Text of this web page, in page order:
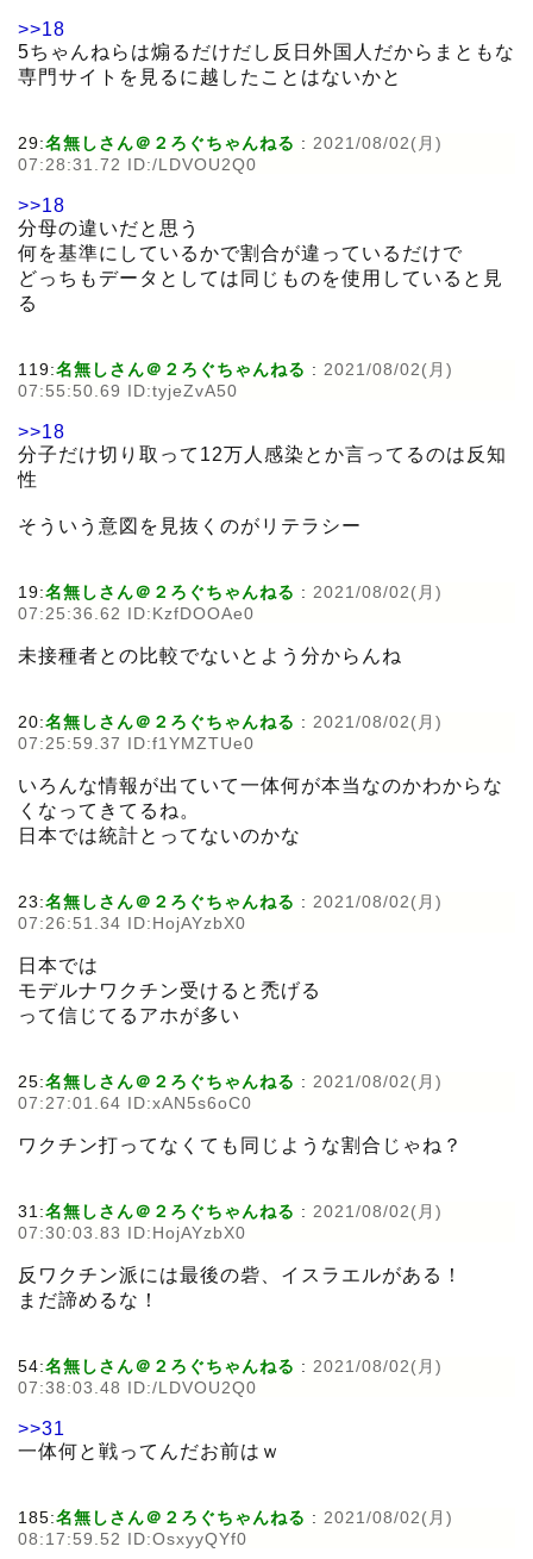
>>18
5ちゃんねらは煽るだけだし反日外国人だからまともな
専門サイトを見るに越したことはないかと
29:名無しさん＠２ろぐちゃんねる : 2021/08/02(月)
07:28:31.72 ID:/LDVOU2Q0
>>18
分母の違いだと思う
何を基準にしているかで割合が違っているだけで
どっちもデータとしては同じものを使用していると見
る
119:名無しさん＠２ろぐちゃんねる : 2021/08/02(月)
07:55:50.69 ID:tyjeZvA50
>>18
分子だけ切り取って12万人感染とか言ってるのは反知
性
そういう意図を見抜くのがリテラシー
19:名無しさん＠２ろぐちゃんねる : 2021/08/02(月)
07:25:36.62 ID:KzfDOOAe0
未接種者との比較でないとよう分からんね
20:名無しさん＠２ろぐちゃんねる : 2021/08/02(月)
07:25:59.37 ID:f1YMZTUe0
いろんな情報が出ていて一体何が本当なのかわからな
くなってきてるね。
日本では統計とってないのかな
23:名無しさん＠２ろぐちゃんねる : 2021/08/02(月)
07:26:51.34 ID:HojAYzbX0
日本では
モデルナワクチン受けると禿げる
って信じてるアホが多い
25:名無しさん＠２ろぐちゃんねる : 2021/08/02(月)
07:27:01.64 ID:xAN5s6oC0
ワクチン打ってなくても同じような割合じゃね？
31:名無しさん＠２ろぐちゃんねる : 2021/08/02(月)
07:30:03.83 ID:HojAYzbX0
反ワクチン派には最後の砦、イスラエルがある！
まだ諦めるな！
54:名無しさん＠２ろぐちゃんねる : 2021/08/02(月)
07:38:03.48 ID:/LDVOU2Q0
>>31
一体何と戦ってんだお前はｗ
185:名無しさん＠２ろぐちゃんねる : 2021/08/02(月)
08:17:59.52 ID:OsxyyQYf0